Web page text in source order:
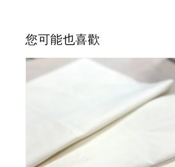
您可能也喜歡